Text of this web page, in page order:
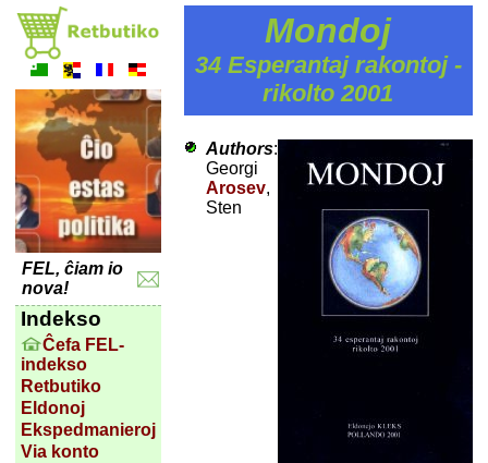
FEL, ĉiam io
nova!
Indekso
Ĉefa FEL-
indekso
Retbutiko
Eldonoj
Ekspedmanieroj
Via konto
Mondoj
34 Esperantaj rakontoj -
rikolto 2001
Authors:
Georgi
Arosev,
Sten